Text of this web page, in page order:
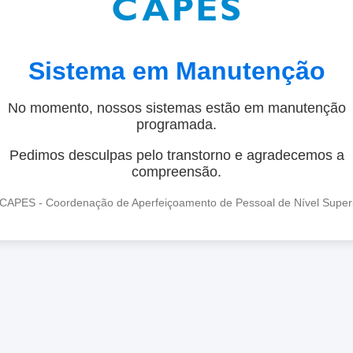
Sistema em Manutenção
No momento, nossos sistemas estão em manutenção
programada.
Pedimos desculpas pelo transtorno e agradecemos a
compreensão.
- Coordenação de Aperfeiçoamento de Pessoal de Nível